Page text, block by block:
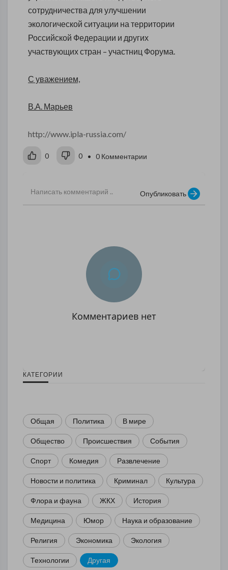
сотрудничества для улучшении
экологической ситуации на территории
Российской Федерации и других
участвующих стран – участниц Форума.
С уважением,
В.А. Марьев
http://www.ipla-russia.com/
0 0 • 0 Комментарии
Опубликовать
Комментариев нет
КАТЕГОРИИ
Общая Политика В мире
Общество Происшествия События
Спорт Комедия Развлечение
Новости и политика Криминал Культура
Флора и фауна ЖКХ История
Медицина Юмор Наука и образование
Религия Экономика Экология
Технологии Другая